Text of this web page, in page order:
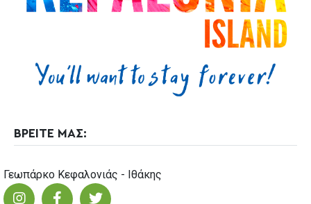
ΒΡΕΙΤΕ ΜΑΣ:
Γεωπάρκο Κεφαλονιάς - Ιθάκης